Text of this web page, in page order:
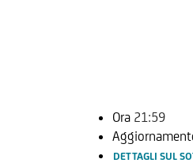
Ora 21:59
DETTAGLI SUL